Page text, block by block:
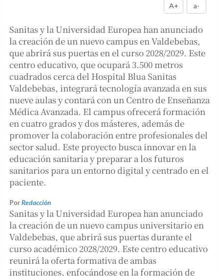
A+ a-
Sanitas y la Universidad Europea han anunciado
la creación de un nuevo campus en Valdebebas,
que abrirá sus puertas en el curso 2028/2029. Este
centro educativo, que ocupará 3.500 metros
cuadrados cerca del Hospital Blua Sanitas
Valdebebas, integrará tecnología avanzada en sus
nueve aulas y contará con un Centro de Enseñanza
Médica Avanzada. El campus ofrecerá formación
en cuatro grados y dos másteres, además de
promover la colaboración entre profesionales del
sector salud. Este proyecto busca innovar en la
educación sanitaria y preparar a los futuros
sanitarios para un entorno digital y centrado en el
paciente.
PorRedacción
Sanitas y la Universidad Europea han anunciado
la creación de un nuevo campus universitario en
Valdebebas, que abrirá sus puertas durante el
curso académico 2028/2029. Este centro educativo
reunirá la oferta formativa de ambas
instituciones, enfocándose en la formación de